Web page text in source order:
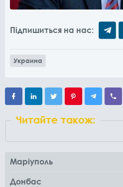
Підпишиться на нас:
Украина
Читайте також:
Маріуполь
Донбас